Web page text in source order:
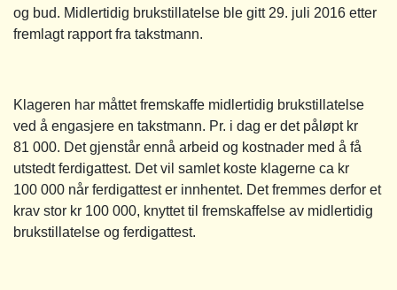
og bud. Midlertidig brukstillatelse ble gitt 29. juli 2016 etter
fremlagt rapport fra takstmann.
Klageren har måttet fremskaffe midlertidig brukstillatelse
ved å engasjere en takstmann. Pr. i dag er det påløpt kr
81 000. Det gjenstår ennå arbeid og kostnader med å få
utstedt ferdigattest. Det vil samlet koste klagerne ca kr
100 000 når ferdigattest er innhentet. Det fremmes derfor et
krav stor kr 100 000, knyttet til fremskaffelse av midlertidig
brukstillatelse og ferdigattest.